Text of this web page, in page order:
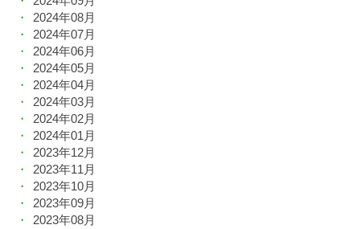
2024年08月
2024年07月
2024年06月
2024年05月
2024年04月
2024年03月
2024年02月
2024年01月
2023年12月
2023年11月
2023年10月
2023年09月
2023年08月